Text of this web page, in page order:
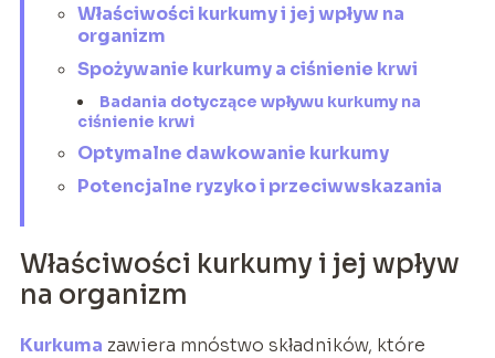
Właściwości kurkumy i jej wpływ na
organizm
Spożywanie kurkumy a ciśnienie krwi
Badania dotyczące wpływu kurkumy na
ciśnienie krwi
Optymalne dawkowanie kurkumy
Potencjalne ryzyko i przeciwwskazania
Właściwości kurkumy i jej wpływ
na organizm
Kurkuma zawiera mnóstwo składników, które